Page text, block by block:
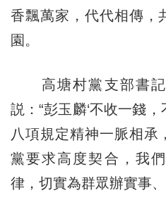
香飄萬家，代代相傳，
園。
高塘村黨支部書記
説：“彭玉麟‘不收一錢
八項規定精神一脈相承
黨要求高度契合，我
律，切實為群眾辦實事